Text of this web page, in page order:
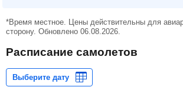
*Время местное. Цены действительны для
сторону. Обновлено 06.08.2026.
Расписание самолетов